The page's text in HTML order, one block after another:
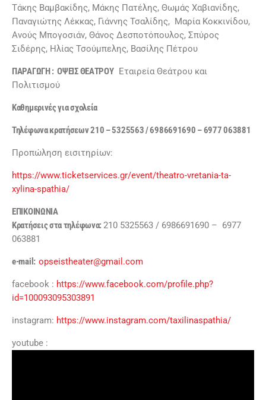
Τάκης Βαμβακίδης, Μάκης Πατέλης, Θωμάς Χαβιανίδης,
Παναγιώτης Λέκκας, Γιάννης Τσαλίδης, Μαρία Κοκκινίδου,
Ανούς Μπογοσιάν, Θάνος Δεσποτόπουλος, Σπύρος
Σιδέρης, Ηλίας Τσούμπελης, Βασίλης Πέτρου
ΠΑΡΑΓΩΓΗ : ΟΨΕΙΣ ΘΕΑΤΡΟΥΕταιρεία Θεάτρου και
Πολιτισμού
Καθημερινές για σχολεία
Τηλέφωνα κρατήσεων 210 – 5325563 / 6986691690 – 6977 063881
Προπώληση εισιτηρίων:
https://www.ticketservices.gr/event/theatro-vretania-ta-
xylina-spathia/
ΕΠΙΚΟΙΝΩΝΙΑ
Κρατήσεις στα τηλέφωνα:210 5325563 / 6986691690 – 6977
063881
e-mail: opseistheater@gmail.com
facebook : https://www.facebook.com/profile.php?
id=100093095303891
instagram: https://www.instagram.com/taxilinaspathia/
youtube :